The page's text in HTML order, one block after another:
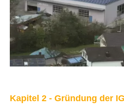
IMMOBILIENANGEBOTE
GEWERBE
STICHWORTVERZEICHNIS
Kapitel 2 - Gründung der